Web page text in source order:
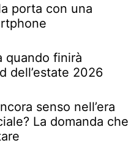
porta con una
quando finirà
dell’estate 2026
senso nell’era
La domanda che